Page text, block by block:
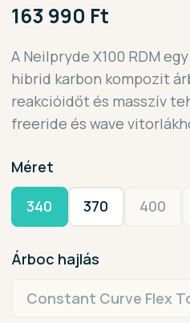
163 990 Ft
A Neilpryde X100 RDM
hibrid karbon kompozit
reakcióidőt és masszív
freeride és wave
Méret
340 370 400
Árboc hajlás
Constant Curve Flex